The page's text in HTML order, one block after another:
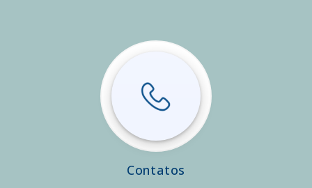
Contatos